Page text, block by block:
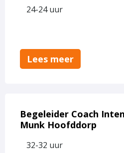
24-24 uur
Lees meer
Begeleider Coach
Munk Hoofddorp
32-32 uur
meer
over
Coach